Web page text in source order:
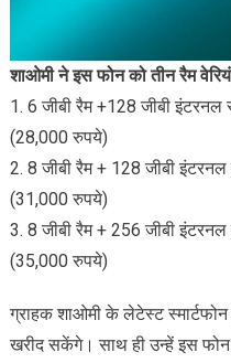
शाओमी ने इस फोन को तीन रैम
1. 6 जीबी रैम +128 जीबी
(28,000 रुपये)
2. 8 जीबी रैम + 128 जीबी
(31,000 रुपये)
3. 8 जीबी रैम + 256 जीबी
(35,000 रुपये)
ग्राहक शाओमी के लेटेस्ट
खरीद सकेंगे। साथ ही उन्हें इस फोन